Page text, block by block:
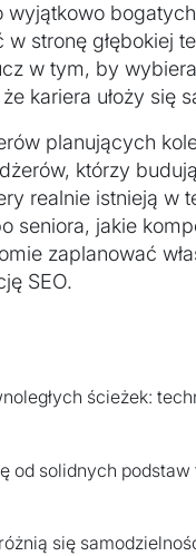
wyjątkowo
stronę głębokiej
w tym, by
kariera ułoży się
planujących
którzy
realnie istnieją w
seniora, jakie
zaplanować
SEO.
ścieżek:
od solidnych
się